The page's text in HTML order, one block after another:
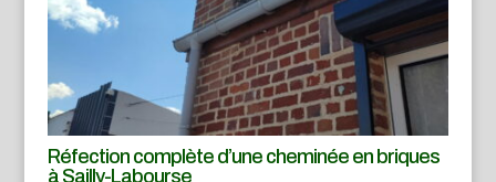
Réfection complète d’une cheminée en briques
à Sailly-Labourse